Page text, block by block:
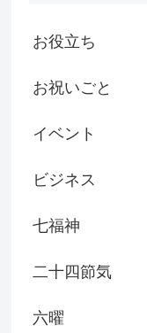
お役立ち
お祝いごと
イベント
ビジネス
七福神
二十四節気
六曜